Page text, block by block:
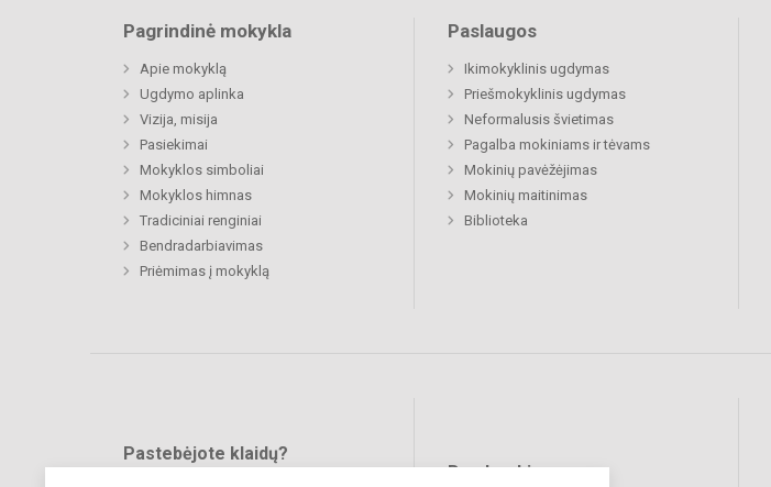
Pagrindinė mokykla
Apie mokyklą
Ugdymo aplinka
Vizija, misija
Pasiekimai
Mokyklos simboliai
Mokyklos himnas
Tradiciniai renginiai
Bendradarbiavimas
Priėmimas į mokyklą
Paslaugos
Ikimokyklinis ugdymas
Priešmokyklinis ugdymas
Neformalusis švietimas
Pagalba mokiniams ir tėvams
Mokinių pavėžėjimas
Mokinių maitinimas
Biblioteka
Pastebėjote klaidų?
Bendraukime